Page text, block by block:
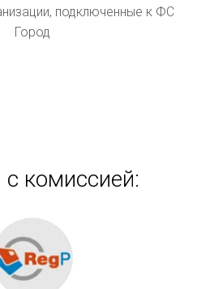
подключенные к ФС
Город
комиссией: